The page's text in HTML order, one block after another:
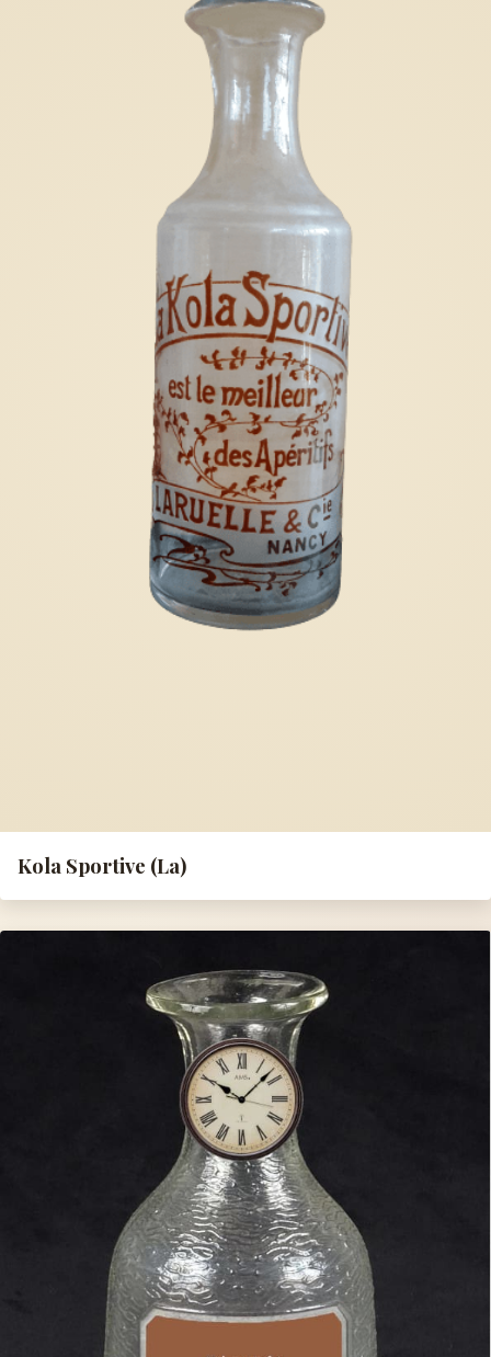
Kola Sportive (La)